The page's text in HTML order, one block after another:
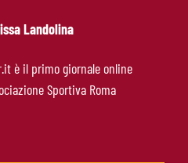
Milan, la Roma detta le condizioni:
35 milioni
Landolina
è il primo giornale online
Sportiva Roma